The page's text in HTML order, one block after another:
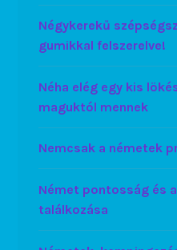
Négykerekű
gumikkal felszerelve!
Néha elég egy kis
maguktól mennek
Nemcsak a németek
Német pontosság és
találkozása